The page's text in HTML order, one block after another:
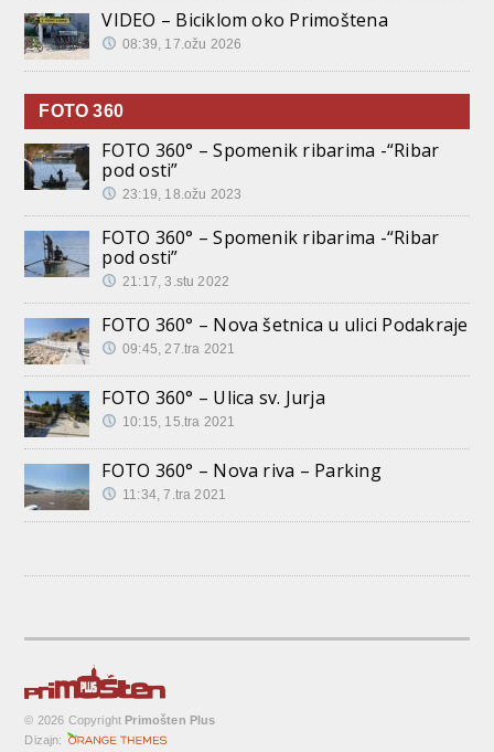
VIDEO – Biciklom oko Primoštena
08:39, 17.ožu 2026
FOTO 360
FOTO 360° – Spomenik ribarima -“Ribar
pod osti”
23:19, 18.ožu 2023
FOTO 360° – Spomenik ribarima -“Ribar
pod osti”
21:17, 3.stu 2022
FOTO 360° – Nova šetnica u ulici Podakraje
09:45, 27.tra 2021
FOTO 360° – Ulica sv. Jurja
10:15, 15.tra 2021
FOTO 360° – Nova riva – Parking
11:34, 7.tra 2021
© 2026 Copyright Primošten Plus
Dizajn: